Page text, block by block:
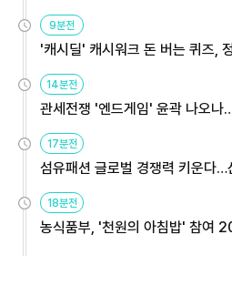
9분전
'캐시딜' 캐시워크 돈 버는 퀴즈,
14분전
관세전쟁 '엔드게임' 윤곽 나오나
용해야
17분전
섬유패션 글로벌 경쟁력 키운다
원
18분전
농식품부, '천원의 아침밥' 참여